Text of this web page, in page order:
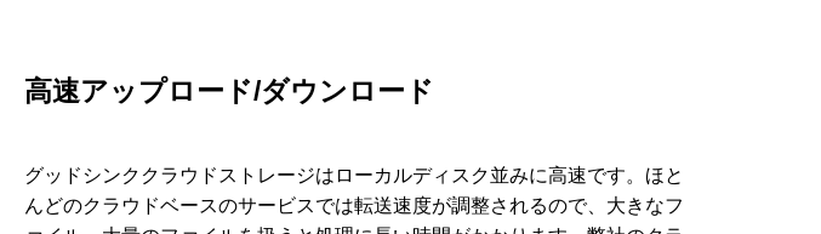
高速アップロード/ダウンロード
グッドシンククラウドストレージはローカルディスク並みに高速です。ほと
んどのクラウドベースのサービスでは転送速度が調整されるので、大きなフ